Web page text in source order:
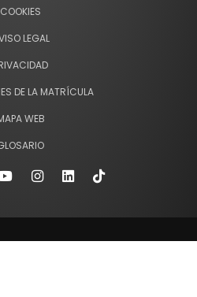
COOKIES
LEGAL
DE LA MATRÍCULA
WEB